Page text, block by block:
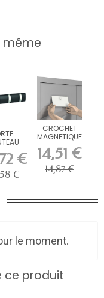
même
4€
€
CROCHET
MAGNETIQUE
14,51 €
14,87 €
le moment.
ce produit